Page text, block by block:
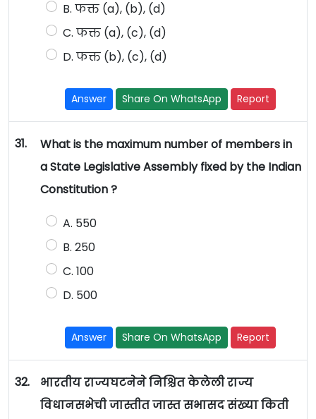
B. फक्त (a), (b), (d)
C. फक्त (a), (c), (d)
D. फक्त (b), (c), (d)
Answer Share On WhatsApp Report
31.
What is the maximum number of members in
a State Legislative Assembly fixed by the Indian
Constitution ?
A. 550
B. 250
C. 100
D. 500
Answer Share On WhatsApp Report
32.
भारतीय राज्यघटनेने निश्चित केलेली राज्य
विधानसभेची जास्तीत जास्त सभासद संख्या किती